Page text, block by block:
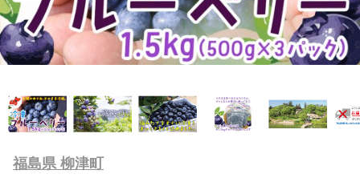
福島県 柳津町